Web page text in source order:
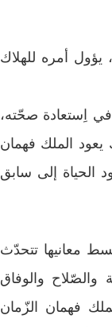
أمره للهلاك
اِستعادة صحّته،
الملك فهمان
الحياة إلى سابق
معانيها تتحدّث
والوفاق
فهمان الزّمان